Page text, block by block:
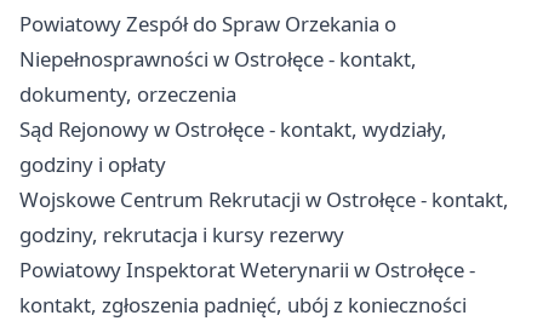
Powiatowy Zespół do Spraw Orzekania o
Niepełnosprawności w Ostrołęce - kontakt,
dokumenty, orzeczenia
Sąd Rejonowy w Ostrołęce - kontakt, wydziały,
godziny i opłaty
Wojskowe Centrum Rekrutacji w Ostrołęce - kontakt,
godziny, rekrutacja i kursy rezerwy
Powiatowy Inspektorat Weterynarii w Ostrołęce -
kontakt, zgłoszenia padnięć, ubój z konieczności